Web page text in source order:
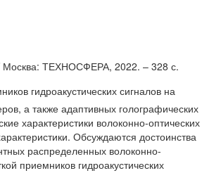
Москва: ТЕХНОСФЕРА, 2022. – 328 с.
гидроакустических сигналов на
а также адаптивных голографических
характеристики волоконно-оптических
Обсуждаются достоинства
распределенных волоконно-
приемников гидроакустических